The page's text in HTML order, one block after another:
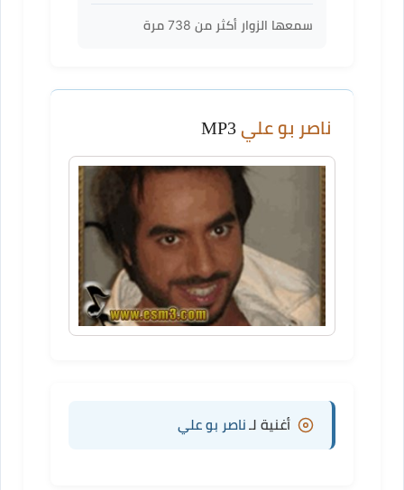
سمعها الزوار أكثر من 738 مرة
ناصر بو علي
أغنية لـ ناصر بو علي